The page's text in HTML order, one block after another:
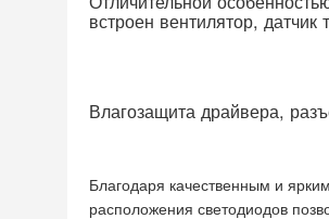
встроен вентилятор,
Влагозащита драйвера,
Благодаря качественным и
расположения светодиодов